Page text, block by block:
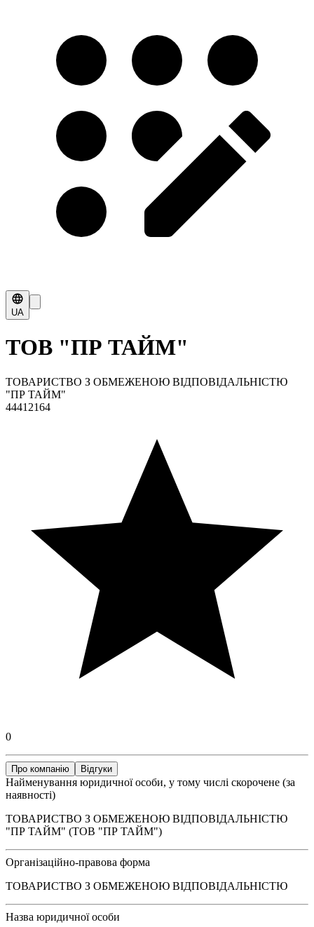
UA
ТОВ "ПР ТАЙМ"
ТОВАРИСТВО З ОБМЕЖЕНОЮ ВІДПОВІДАЛЬНІСТЮ
"ПР ТАЙМ"
44412164
0
Про компанію Відгуки
Найменування юридичної особи, у тому числі скорочене (за
наявності)
ТОВАРИСТВО З ОБМЕЖЕНОЮ ВІДПОВІДАЛЬНІСТЮ
"ПР ТАЙМ" (ТОВ "ПР ТАЙМ")
Організаційно-правова форма
ТОВАРИСТВО З ОБМЕЖЕНОЮ ВІДПОВІДАЛЬНІСТЮ
Назва юридичної особи